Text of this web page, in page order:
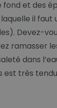
et des
il
Devez-
ramasser
dans
est très